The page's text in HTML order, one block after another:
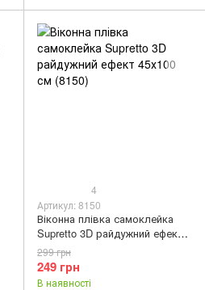
4
Артикул: 8150
Віконна плівка самоклейка
Supretto 3D райдужний ефект
45х100 см (8150)
249 грн
299 грн
В наявності